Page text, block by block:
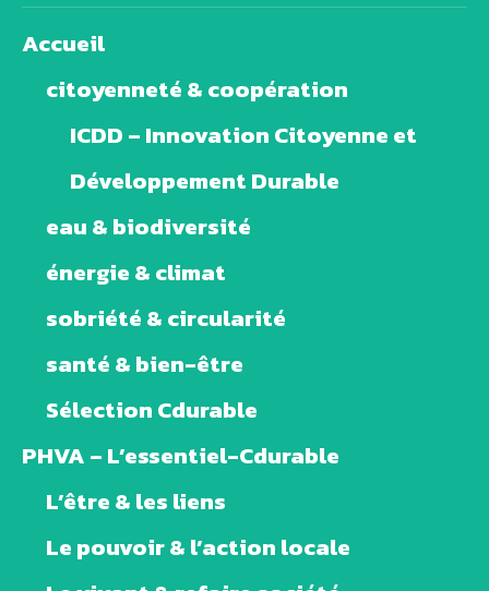
Accueil
citoyenneté & coopération
ICDD – Innovation Citoyenne et
Développement Durable
eau & biodiversité
énergie & climat
sobriété & circularité
santé & bien-être
Sélection Cdurable
PHVA – L’essentiel-Cdurable
L’être & les liens
Le pouvoir & l’action locale